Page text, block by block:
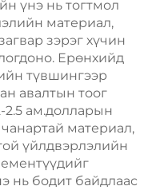
үнэ нь тогтмол
материал,
зэрэг хүчин
Ерөнхийд
түвшингээр
авалтын тоог
2.5 ам.долларын
материал,
үйлдвэрлэлийн
нь бодит байдлаас